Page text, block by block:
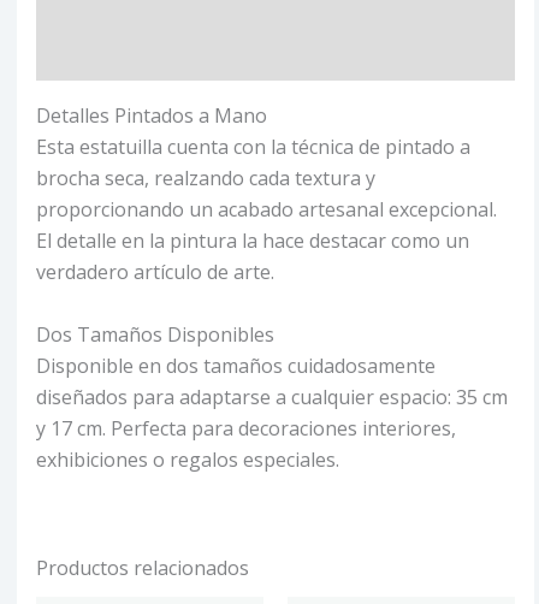
Detalles Pintados a Mano
Esta estatuilla cuenta con la técnica de pintado a
brocha seca, realzando cada textura y
proporcionando un acabado artesanal excepcional.
El detalle en la pintura la hace destacar como un
verdadero artículo de arte.
Dos Tamaños Disponibles
Disponible en dos tamaños cuidadosamente
diseñados para adaptarse a cualquier espacio: 35 cm
y 17 cm. Perfecta para decoraciones interiores,
exhibiciones o regalos especiales.
Productos relacionados